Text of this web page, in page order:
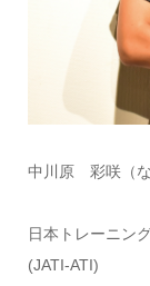
中川原 彩咲（
日本トレーニン
(JATI-ATI)